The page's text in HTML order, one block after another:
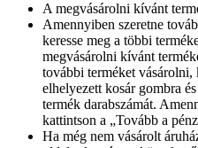
A megvásárolni kívánt
Amennyiben szeretne
keresse meg a többi
megvásárolni kívánt
további terméket
elhelyezett kosár gombra
termék darabszámát.
kattintson a „Tovább a
Ha még nem vásárolt